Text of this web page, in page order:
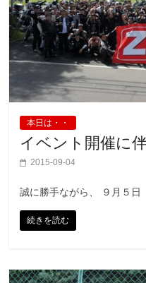
本日は・・
イベント開催に
2015-09-04
誠に勝手ながら、 ９月５日
続きを読む